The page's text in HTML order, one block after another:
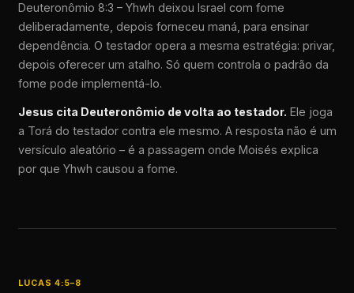
Deuteronômio 8:3 – Yhwh deixou Israel com fome
deliberadamente, depois forneceu maná, para ensinar
dependência. O testador opera a mesma estratégia: privar,
depois oferecer um atalho. Só quem controla o padrão da
fome pode implementá-lo.
Jesus cita Deuteronômio de volta ao testador. Ele joga
a Torá do testador contra ele mesmo. A resposta não é um
versículo aleatório – é a passagem onde Moisés explica
por que Yhwh causou a fome.
LUCAS 4:5–8